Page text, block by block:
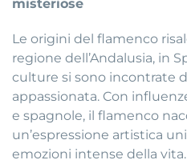
misteriose
Le origini del flamenco
regione dell’Andalusia, in
culture si sono incontrate
appassionata. Con
e spagnole, il flamenco
un’espressione artistica
emozioni intense della